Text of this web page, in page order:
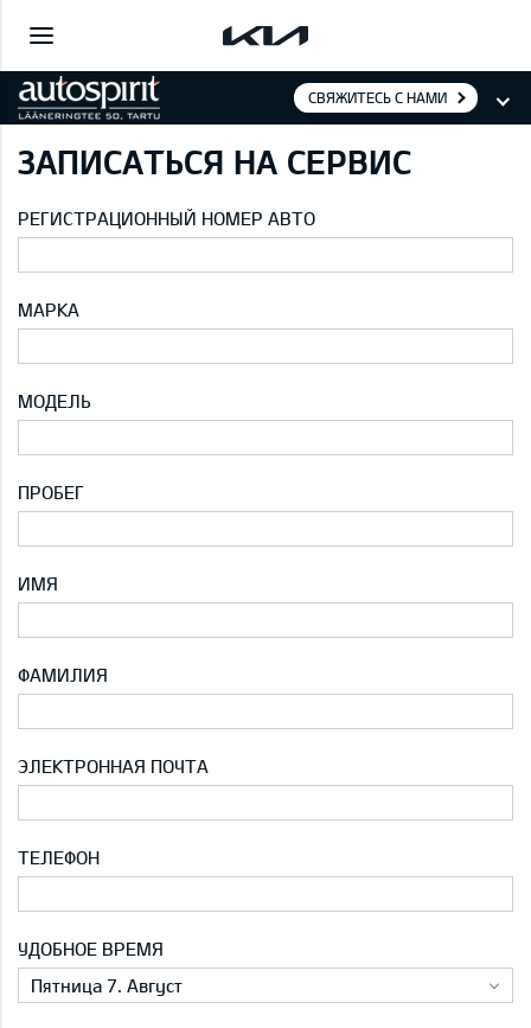
СВЯЖИТЕСЬ С НАМИ
ЗАПИСАТЬСЯ НА СЕРВИС
РЕГИСТРАЦИОННЫЙ НОМЕР АВТО
МАРКА
МОДЕЛЬ
ПРОБЕГ
ИМЯ
ФАМИЛИЯ
ЭЛЕКТРОННАЯ ПОЧТА
ТЕЛЕФОН
УДОБНОЕ ВРЕМЯ
Пятница 7. Август